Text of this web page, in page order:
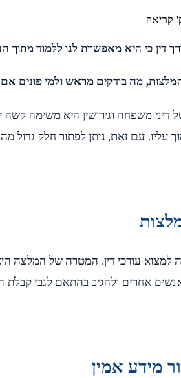
קריאה
דין כי היא מאפשרת לנו ללמוד מתוך
מה בודקים מראש ולמי פונים
דיני משפחה וגירושין היא משימה
עליו. עם זאת, ניתן לפתור חלק גדול
למצוא עורכי דין. המטרה של המלצה
אנשים אחרים ולהגיב בהתאם לגבי קבלת
מידע אמין